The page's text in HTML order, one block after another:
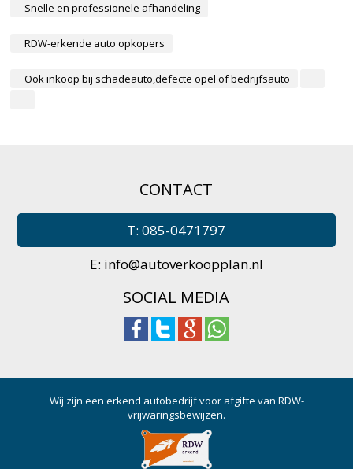
Snelle en professionele afhandeling
RDW-erkende auto opkopers
Ook inkoop bij schadeauto,defecte opel of bedrijfsauto
CONTACT
T: 085-0471797
E: info@autoverkoopplan.nl
SOCIAL MEDIA
Wij zijn een erkend autobedrijf voor afgifte van RDW-
vrijwaringsbewijzen.